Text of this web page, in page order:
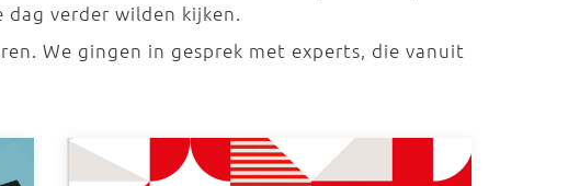
dag verder wilden kijken.
We gingen in gesprek met experts, die vanuit